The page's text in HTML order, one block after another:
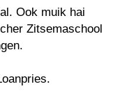
Ook muik hai
Zitsemaschool